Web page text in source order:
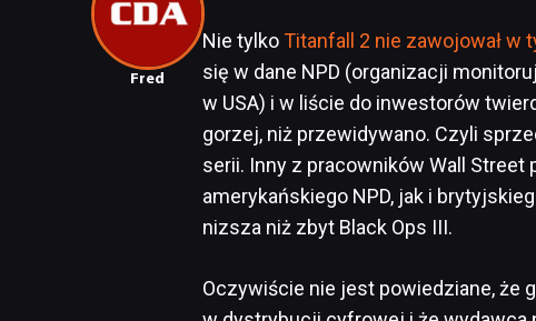
Fred
Nie tylkoTitanfall 2 nie zawojował w
się w dane NPD (organizacji
w USA) i w liście do inwestorów
gorzej, niż przewidywano. Czyli
serii. Inny z pracowników Wall
amerykańskiego NPD, jak i
nizsza niż zbyt Black Ops III.
Oczywiście nie jest powiedziane, że